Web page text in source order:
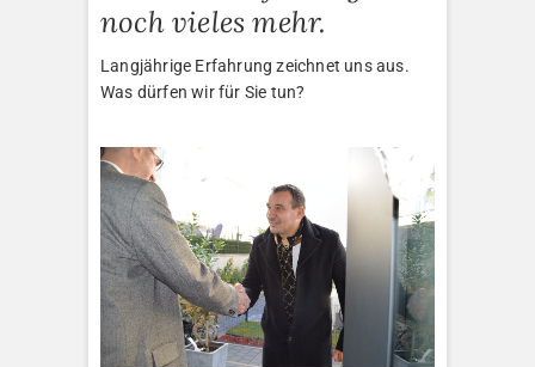
noch vieles mehr.
Langjährige Erfahrung zeichnet uns aus.
Was dürfen wir für Sie tun?